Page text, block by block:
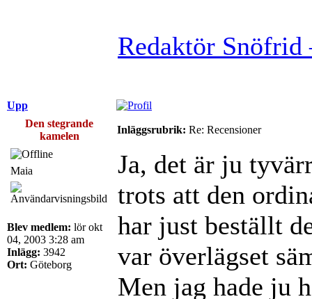
Redaktör
Upp
Den stegrande
kamelen
Inläggsrubrik: Re: Recensioner
Maia
Blev medlem: lör okt
04, 2003 3:28 am
Inlägg: 3942
Ort: Göteborg
Ja, det är ju
trots att den
har just beställt
var överlägset
Men jag hade ju